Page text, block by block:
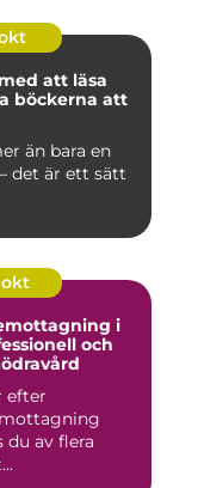
att läsa
böckerna att
än bara en
det är ett sätt
i
och
efter
av flera